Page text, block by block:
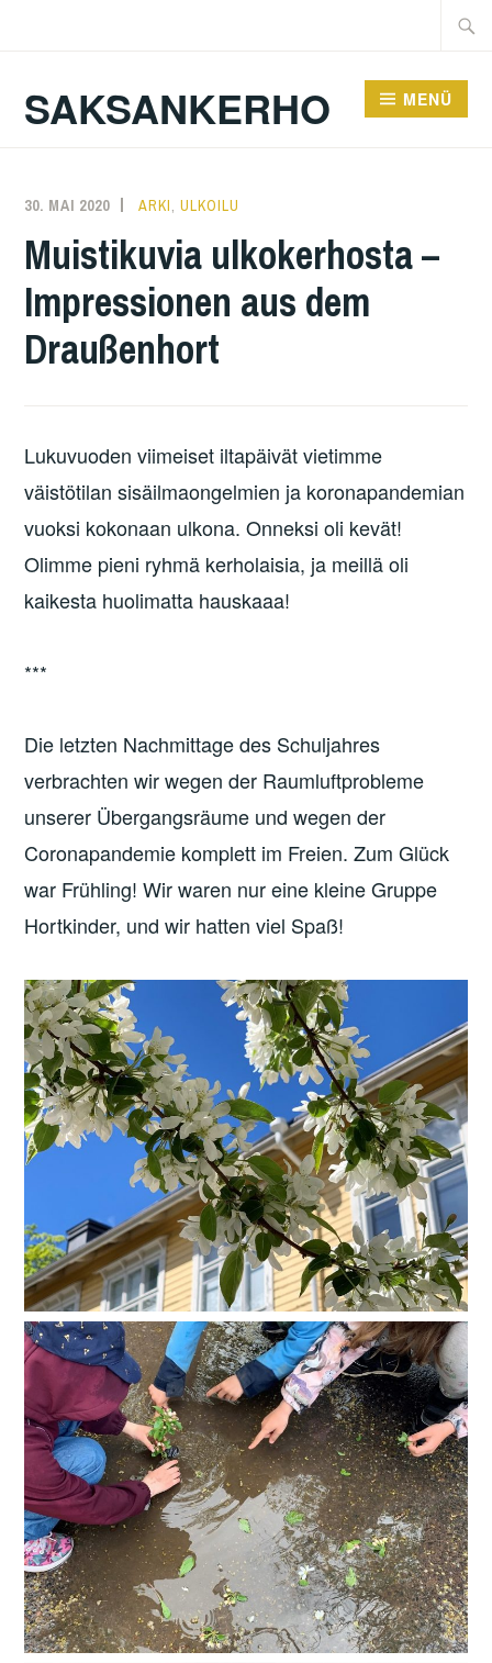
Suche
SAKSANKERHO MENÜ
30. MAI 2020 KAREN
ARKI ,ULKOILU
Muistikuvia ulkokerhosta –
Impressionen aus dem
Draußenhort
Lukuvuoden viimeiset iltapäivät vietimme
väistötilan sisäilmaongelmien ja koronapandemian
vuoksi kokonaan ulkona. Onneksi oli kevät!
Olimme pieni ryhmä kerholaisia, ja meillä oli
kaikesta huolimatta hauskaaa!
***
Die letzten Nachmittage des Schuljahres
verbrachten wir wegen der Raumluftprobleme
unserer Übergangsräume und wegen der
Coronapandemie komplett im Freien. Zum Glück
war Frühling! Wir waren nur eine kleine Gruppe
Hortkinder, und wir hatten viel Spaß!